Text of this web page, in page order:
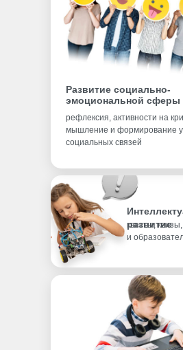
квесты,
и
развитие
рефлексия, активности на
мышление и формирование
социальных связей
Развитие социально-
эмоциональной сферы